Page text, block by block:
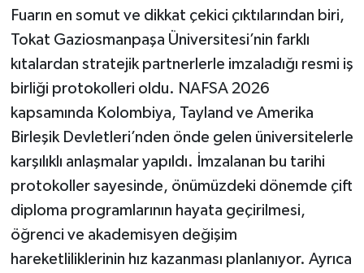
Fuarın en somut ve dikkat çekici çıktılarından biri,
Tokat Gaziosmanpaşa Üniversitesi’nin farklı
kıtalardan stratejik partnerlerle imzaladığı resmi iş
birliği protokolleri oldu. NAFSA 2026
kapsamında Kolombiya, Tayland ve Amerika
Birleşik Devletleri’nden önde gelen üniversitelerle
karşılıklı anlaşmalar yapıldı. İmzalanan bu tarihi
protokoller sayesinde, önümüzdeki dönemde çift
diploma programlarının hayata geçirilmesi,
öğrenci ve akademisyen değişim
hareketliliklerinin hız kazanması planlanıyor. Ayrıca